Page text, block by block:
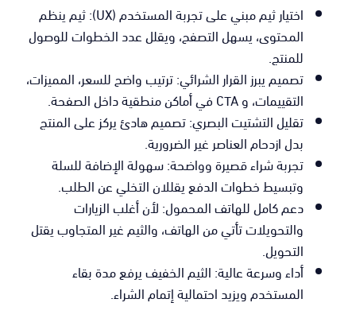
اختيار ثيم مبني على تجربة المستخدم (UX): ثيم ينظم
المحتوى، يسهل التصفح، ويقلل عدد الخطوات للوصول
للمنتج.
تصميم يبرز القرار الشرائي: ترتيب واضح للسعر، المميزات،
التقييمات، و CTA في أماكن منطقية داخل الصفحة.
تقليل التشتيت البصري: تصميم هادئ يركز على المنتج
بدل ازدحام العناصر غير الضرورية.
تجربة شراء قصيرة وواضحة: سهولة الإضافة للسلة
وتبسيط خطوات الدفع يقللان التخلي عن الطلب.
دعم كامل للهاتف المحمول: لأن أغلب الزيارات
والتحويلات تأتي من الهاتف، والثيم غير المتجاوب يقتل
التحويل.
أداء وسرعة عالية: الثيم الخفيف يرفع مدة بقاء
المستخدم ويزيد احتمالية إتمام الشراء.